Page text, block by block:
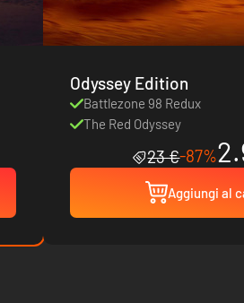
Odyssey Edition
Battlezone 98 Redux
The Red Odyssey
23 €-87%
Aggiungi al